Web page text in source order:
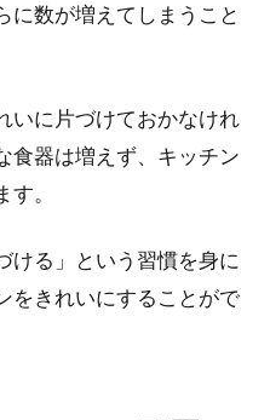
に数が増えてしまうこと
いに片づけておかなけれ
食器は増えず、キッチン
。
ける」という習慣を身に
をきれいにすることがで